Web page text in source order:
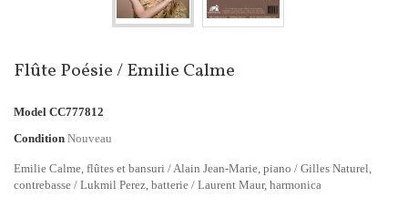
Flûte Poésie / Emilie Calme
Model CC777812
Condition Nouveau
Emilie Calme, flûtes et bansuri / Alain Jean-Marie, piano / Gilles Naturel,
contrebasse / Lukmil Perez, batterie / Laurent Maur, harmonica